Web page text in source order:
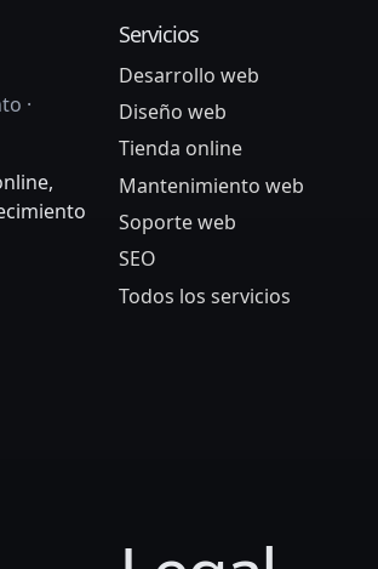
·
Servicios
Desarrollo web
Diseño web
Tienda online
Mantenimiento web
Soporte web
SEO
Todos los servicios